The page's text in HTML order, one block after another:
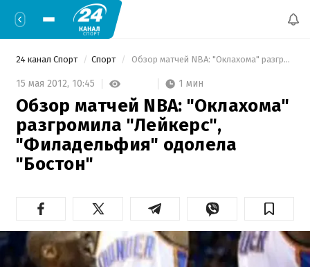
24 канал Спорт Спорт Обзор матчей NBA: "Оклахома" разгромила "Лейкерс", "Филадельфия" одолела "Бостон"
15 мая 2012, 10:45 1 мин
Обзор матчей NBA: "Оклахома"
разгромила "Лейкерс",
"Филадельфия" одолела
"Бостон"